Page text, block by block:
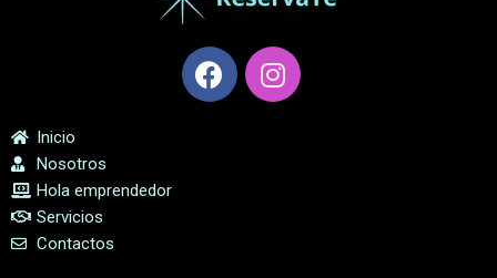
Inicio
Nosotros
Hola emprendedor
Servicios
Contactos